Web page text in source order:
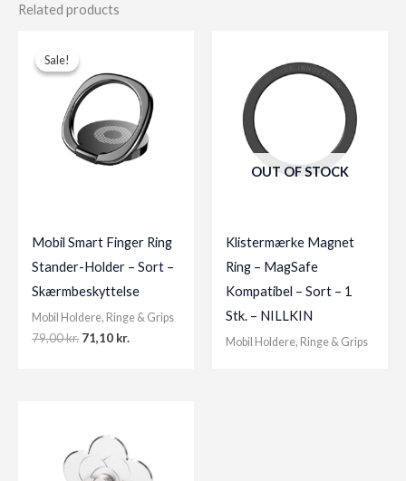
Related products
Sale!
Sale!
Mobil Smart Finger Ring
Stander-Holder – Sort –
Skærmbeskyttelse
Mobil Holdere, Ringe & Grips
79,00kr. Original
71,10 kr.
OUT OF STOCK
Klistermærke Magnet
Ring – MagSafe
Kompatibel – Sort – 1
Stk. – NILLKIN
Mobil Holdere, Ringe & Grips